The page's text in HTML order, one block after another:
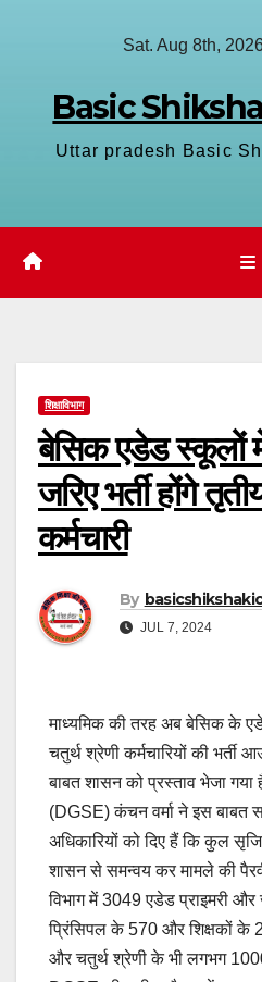
Sat. Aug 8th,
Basic
Uttar pradesh Basic
शिक्षाविभाग
बेसिक एडेड स्कूलों
जरिए भर्ती होंगे
कर्मचारी
By
JUL 7, 2024
माध्यमिक की तरह अब बेसिक के
चतुर्थ श्रेणी कर्मचारियों की भर्ती
बाबत शासन को प्रस्ताव भेजा
(DGSE) कंचन वर्मा ने इस बाबत
अधिकारियों को दिए हैं कि कुल
शासन से समन्वय कर मामले की
विभाग में 3049 एडेड प्राइमरी
प्रिंसिपल के 570 और शिक्षकों के
और चतुर्थ श्रेणी के भी लगभग